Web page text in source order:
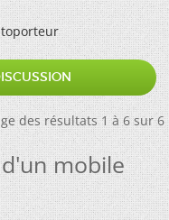
des résultats 1 à 6 sur 6
mobile